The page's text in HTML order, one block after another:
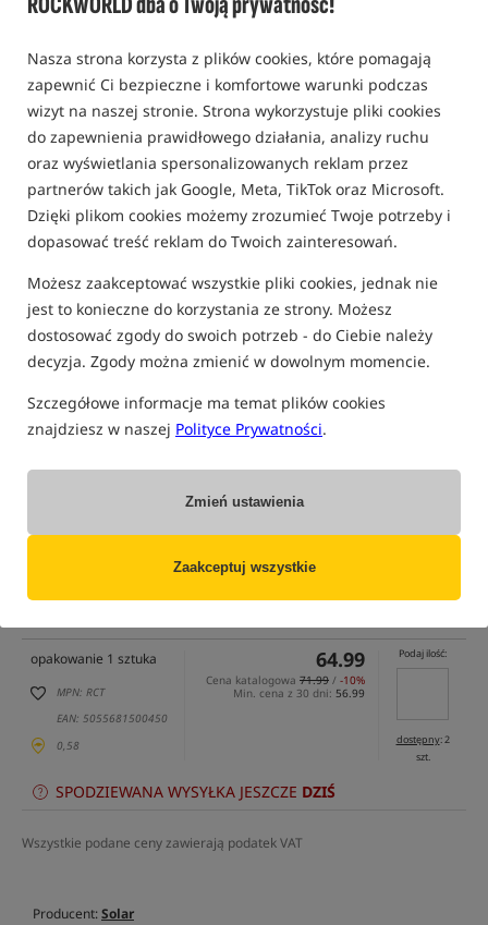
Nasza strona korzysta z plików cookies, które pomagają
zapewnić Ci bezpieczne i komfortowe warunki podczas
wizyt na naszej stronie. Strona wykorzystuje pliki cookies
do zapewnienia prawidłowego działania, analizy ruchu
oraz wyświetlania spersonalizowanych reklam przez
partnerów takich jak Google, Meta, TikTok oraz Microsoft.
Dzięki plikom cookies możemy zrozumieć Twoje potrzeby i
dopasować treść reklam do Twoich zainteresowań.
Możesz zaakceptować wszystkie pliki cookies, jednak nie
jest to konieczne do korzystania ze strony. Możesz
dostosować zgody do swoich potrzeb - do Ciebie należy
decyzja. Zgody można zmienić w dowolnym momencie.
Szczegółowe informacje ma temat plików cookies
znajdziesz w naszej Polityce Prywatności.
Zmień ustawienia
Zaakceptuj wszystkie
0 opinii | ponad 20 osób kupiło ten produkt
"naszym magazynie"
(część opcji mogła zostać ukryta przez wybrany sposób filtrowania)
opakowanie 1 sztuka
MPN: RCT
EAN: 5055681500450
0,58
64.99
Cena katalogowa 71.99 / -10%
Min. cena z 30 dni: 56.99
Podaj ilość:
dostępny: 2
szt.
SPODZIEWANA WYSYŁKA JESZCZE DZIŚ
Wszystkie podane ceny zawierają podatek VAT
Producent:Solar